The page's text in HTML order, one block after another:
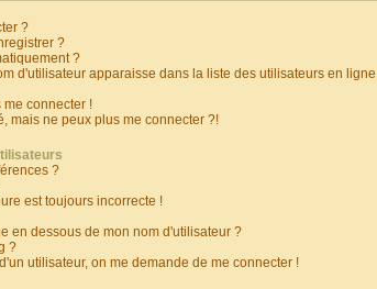
?
?
?
d'utilisateur apparaisse dans la liste des utilisateurs en
connecter !
mais ne peux plus me connecter ?!
?
est toujours incorrecte !
en dessous de mon nom d'utilisateur ?
?
utilisateur, on me demande de me connecter !